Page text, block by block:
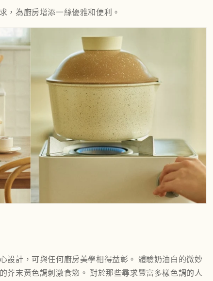
，為廚房增添一絲優雅和便利。
設計，可與任何廚房美學相得益彰。 體驗奶油白的微妙
芥末黃色調刺激食慾。 對於那些尋求豐富多樣色調的人